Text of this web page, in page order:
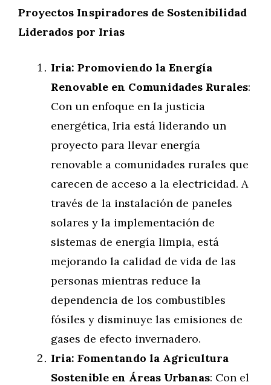
Proyectos Inspiradores de Sostenibilidad
Liderados por Irias
Iria: Promoviendo la Energía
Renovable en Comunidades Rurales:
Con un enfoque en la justicia
energética, Iria está liderando un
proyecto para llevar energía
renovable a comunidades rurales que
carecen de acceso a la electricidad. A
través de la instalación de paneles
solares y la implementación de
sistemas de energía limpia, está
mejorando la calidad de vida de las
personas mientras reduce la
dependencia de los combustibles
fósiles y disminuye las emisiones de
gases de efecto invernadero.
Iria: Fomentando la Agricultura
Sostenible en Áreas Urbanas: Con el